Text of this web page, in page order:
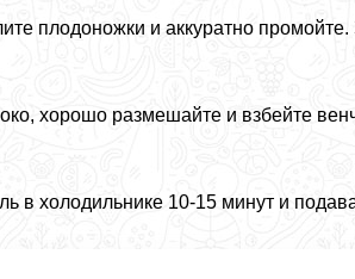
плодоножки и аккуратно
хорошо размешайте и взбейте
в холодильнике 10-15 минут и